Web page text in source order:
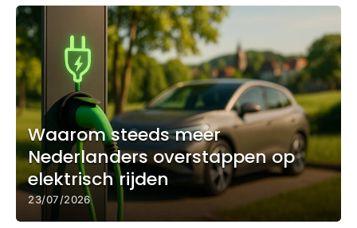
Waarom steeds meer
Nederlanders overstappen op
elektrisch rijden
23/07/2026